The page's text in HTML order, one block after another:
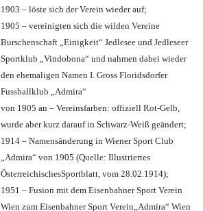
1903 – löste sich der Verein wieder auf;
1905 – vereinigten sich die wilden Vereine
Burschenschaft „Einigkeit“ Jedlesee und Jedleseer
Sportklub „Vindobona“ und nahmen dabei wieder
den ehemaligen Namen I. Gross Floridsdorfer
Fussballklub „Admira“
von 1905 an – Vereinsfarben: offiziell Rot-Gelb,
wurde aber kurz darauf in Schwarz-Weiß geändert;
1914 – Namensänderung in Wiener Sport Club
„Admira“ von 1905 (Quelle: Illustriertes
ÖsterreichischesSportblatt, vom 28.02.1914);
1951 – Fusion mit dem Eisenbahner Sport Verein
Wien zum Eisenbahner Sport Verein„Admira“ Wien